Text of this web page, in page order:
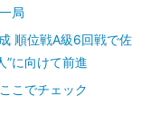
局
順位戦A級6回戦で佐
”に向けて前進
こでチェック